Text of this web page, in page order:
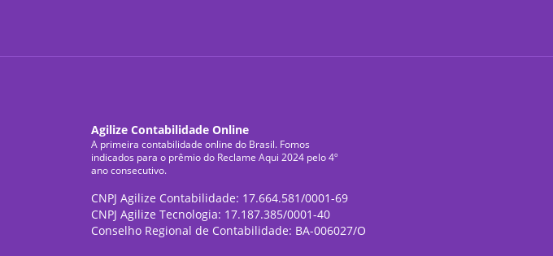
Agilize Contabilidade Online
A primeira contabilidade online do Brasil. Fomos
indicados para o prêmio do Reclame Aqui 2024 pelo 4º
ano consecutivo.
CNPJ Agilize Contabilidade: 17.664.581/0001-69
CNPJ Agilize Tecnologia: 17.187.385/0001-40
Conselho Regional de Contabilidade: BA-006027/O